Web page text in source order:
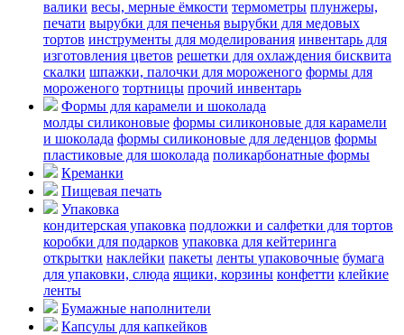
валики весы, мерные ёмкости термометры плунжеры,
печати вырубки для печенья вырубки для медовых
тортов инструменты для моделирования инвентарь для
изготовления цветов решетки для охлаждения бисквита
скалки шпажки, палочки для мороженого формы для
мороженого тортницы прочий инвентарь
Формы для карамели и шоколада
молды силиконовые формы силиконовые для карамели
и шоколада формы силиконовые для леденцов формы
пластиковые для шоколада поликарбонатные формы
Креманки
Пищевая печать
Упаковка
кондитерская упаковка подложки и салфетки для тортов
коробки для подарков упаковка для кейтеринга
открытки наклейки пакеты ленты упаковочные бумага
для упаковки, слюда ящики, корзины конфетти клейкие
ленты
Бумажные наполнители
Капсулы для капкейков